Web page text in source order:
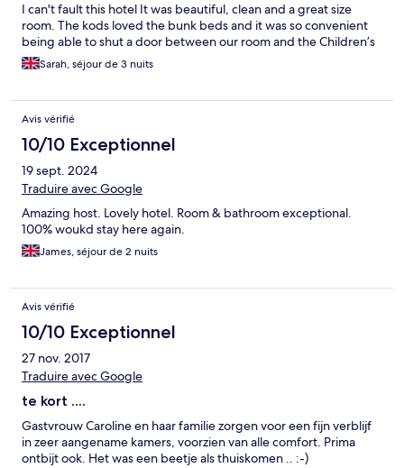
I can't fault this hotel It was beautiful, clean and a great size
room. The kods loved the bunk beds and it was so convenient
being able to shut a door between our room and the Children’s
Sarah, séjour de 3 nuits
Avis vérifié
10/10 Exceptionnel
19 sept. 2024
Traduire avec Google
Amazing host. Lovely hotel. Room & bathroom exceptional.
100% woukd stay here again.
James, séjour de 2 nuits
Avis vérifié
10/10 Exceptionnel
27 nov. 2017
Traduire avec Google
te kort ....
Gastvrouw Caroline en haar familie zorgen voor een fijn verblijf
in zeer aangename kamers, voorzien van alle comfort. Prima
ontbijt ook. Het was een beetje als thuiskomen .. :-)